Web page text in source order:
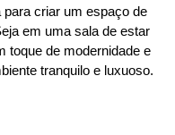
para criar um espaço de
em uma sala de estar
toque de modernidade e
tranquilo e luxuoso.